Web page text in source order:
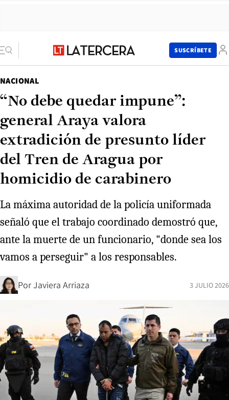
SUSCRÍBETE
NACIONAL
“No debe quedar impune”:
general Araya valora
extradición de presunto líder
del Tren de Aragua por
homicidio de carabinero
La máxima autoridad de la policía uniformada
señaló que el trabajo coordinado demostró que,
ante la muerte de un funcionario, "donde sea los
vamos a perseguir" a los responsables.
PorJaviera Arriaza 3 JULIO 2026